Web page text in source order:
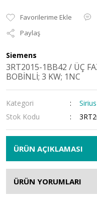
Paylaş
Siemens
3RT2015-1BB42 / ÜÇ
BOBİNLİ; 3 KW; 1NC
Kategori
Stok Kodu
ÜRÜN AÇIKLAMASI
ÜRÜN YORUMLARI